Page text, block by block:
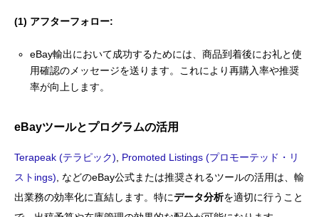
(1) アフターフォロー:
eBay輸出において成功するためには、商品到着後にお礼と使
用確認のメッセージを送ります。これにより再購入率や推奨
率が向上します。
eBayツールとプログラムの活用
Terapeak (テラピック)
Promoted Listings (プロモーテッド・リ
ストings) , などのeBay公式または推奨されるツールの活用は、輸
出業務の効率化に直結します。特にデータ分析を適切に行うこと